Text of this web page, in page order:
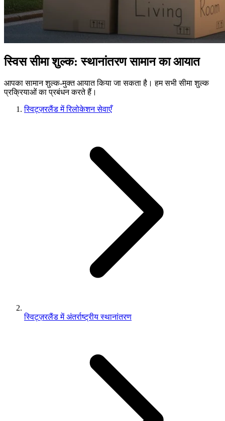
स्विस सीमा शुल्क: स्थानांतरण सामान का आयात
आपका सामान शुल्क-मुक्त आयात किया जा सकता है। हम सभी सीमा शुल्क
प्रक्रियाओं का प्रबंधन करते हैं।
स्विट्ज़रलैंड में रिलोकेशन सेवाएँ
स्विट्ज़रलैंड में अंतर्राष्ट्रीय स्थानांतरण